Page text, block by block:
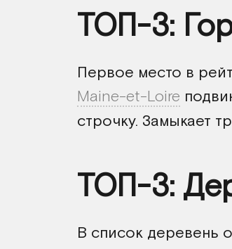
ТОП-3:
Первое место в
Maine-et-Loire
строчку. Замыкает
ТОП-3:
В список деревень